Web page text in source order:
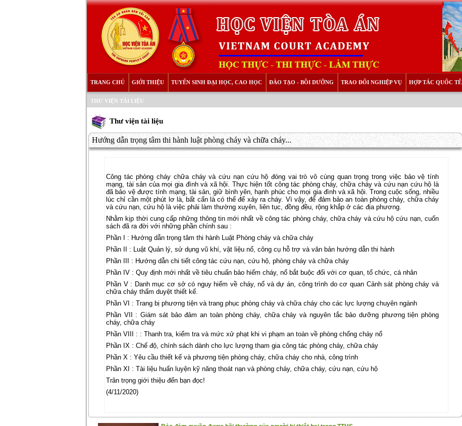
TRANG CHỦ GIỚI THIỆU TUYỂN SINH ĐẠI HỌC, CAO HỌC ĐÀO TẠO - BỒI DƯỠNG TRAO ĐỔI NGHIỆP VỤ HỢP TÁC QUỐC TẾ
THƯ VIỆN TÀI LIỆU
Thư viện tài liệu
Hướng dẫn trọng tâm thi hành luật phòng cháy và chữa cháy...
Công tác phòng cháy chữa cháy và cứu nạn cứu hộ đóng vai trò vô cùng quan trọng trong việc bảo vệ tính
mạng, tài sản của mọi gia đình và xã hội. Thực hiện tốt công tác phòng cháy, chữa cháy và cứu nạn cứu hộ là
đã bảo vệ được tính mạng, tài sản, giữ bình yên, hạnh phúc cho mọi gia đình và xã hội. Trong cuộc sống, nhiều
lúc chỉ cần một phút lơ là, bất cẩn là có thể để xảy ra cháy. Vì vậy, để đảm bảo an toàn phòng cháy, chữa cháy
và cứu nạn, cứu hộ là việc phải làm thường xuyên, liên tục, đồng đều, rộng khắp ở các địa phương.
Nhằm kịp thời cung cấp những thông tin mới nhất về công tác phòng cháy, chữa cháy và cứu hộ cứu nạn, cuốn
sách đã ra đời với những phần chính sau :
Phần I : Hướng dẫn trọng tâm thi hành Luật Phòng cháy và chữa cháy
Phần II : Luật Quản lý, sử dụng vũ khí, vật liệu nổ, công cụ hỗ trợ và văn bản hướng dẫn thi hành
Phần III : Hướng dẫn chi tiết công tác cứu nạn, cứu hộ, phòng cháy và chữa cháy
Phần IV : Quy định mới nhất về tiêu chuẩn bảo hiểm cháy, nổ bắt buộc đối với cơ quan, tổ chức, cá nhân
Phần V : Danh mục cơ sở có nguy hiểm về cháy, nổ và dự án, công trình do cơ quan Cảnh sát phòng cháy và
chữa cháy thẩm duyệt thiết kế.
Phần VI : Trang bị phương tiện và trang phục phòng cháy và chữa cháy cho các lực lượng chuyên ngành
Phần VII : Giám sát bảo đảm an toàn phòng cháy, chữa cháy và nguyên tắc bảo dưỡng phương tiện phòng
cháy, chữa cháy
Phần VIII : : Thanh tra, kiểm tra và mức xử phạt khi vi phạm an toàn về phòng chống cháy nổ
Phần IX : Chế độ, chính sách dành cho lực lượng tham gia công tác phòng cháy, chữa cháy
Phần X : Yêu cầu thiết kế và phương tiện phòng cháy, chữa cháy cho nhà, công trình
Phần XI : Tài liệu huấn luyện kỹ năng thoát nạn và phòng cháy, chữa cháy, cứu nạn, cứu hộ
Trân trọng giới thiệu đến bạn đọc!
(4/11/2020)